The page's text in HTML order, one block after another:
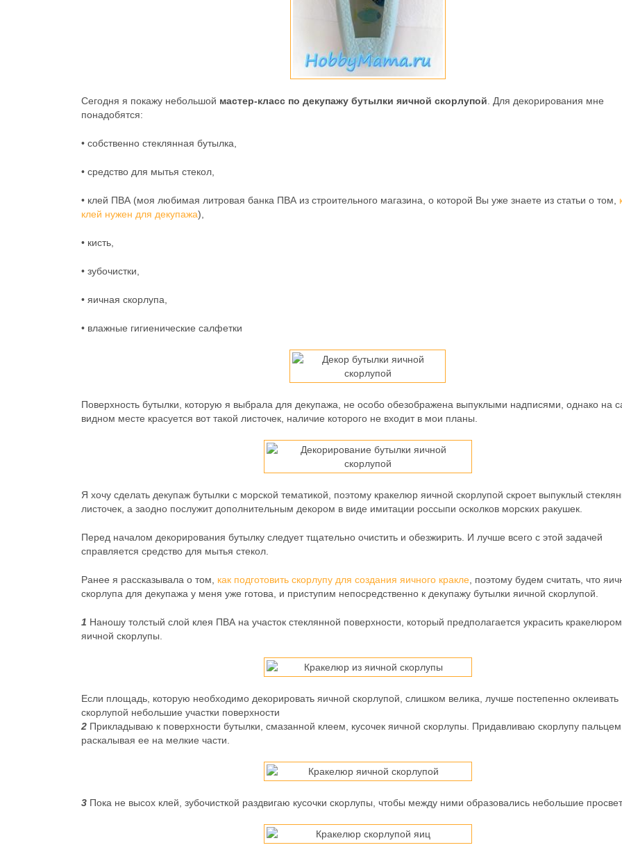
Сегодня я покажу небольшой мастер-класс по декупажу бутылки яичной скорлупой. Для декорирования мне
понадобятся:
• собственно стеклянная бутылка,
• средство для мытья стекол,
• клей ПВА (моя любимая литровая банка ПВА из строительного магазина, о которой Вы уже знаете из статьи о том,
клей нужен для декупажа),
• кисть,
• зубочистки,
• яичная скорлупа,
• влажные гигиенические салфетки
Поверхность бутылки, которую я выбрала для декупажа, не особо обезображена выпуклыми надписями, однако на
видном месте красуется вот такой листочек, наличие которого не входит в мои планы.
Я хочу сделать декупаж бутылки с морской тематикой, поэтому кракелюр яичной скорлупой скроет выпуклый
листочек, а заодно послужит дополнительным декором в виде имитации россыпи осколков морских ракушек.
Перед началом декорирования бутылку следует тщательно очистить и обезжирить. И лучше всего с этой задачей
справляется средство для мытья стекол.
Ранее я рассказывала о том, как подготовить скорлупу для создания яичного кракле, поэтому будем считать, что
скорлупа для декупажа у меня уже готова, и приступим непосредственно к декупажу бутылки яичной скорлупой.
1 Наношу толстый слой клея ПВА на участок стеклянной поверхности, который предполагается украсить
яичной скорлупы.
Если площадь, которую необходимо декорировать яичной скорлупой, слишком велика, лучше постепенно оклеивать
скорлупой небольшие участки поверхности
2 Прикладываю к поверхности бутылки, смазанной клеем, кусочек яичной скорлупы. Придавливаю скорлупу
раскалывая ее на мелкие части.
3 Пока не высох клей, зубочисткой раздвигаю кусочки скорлупы, чтобы между ними образовались небольшие